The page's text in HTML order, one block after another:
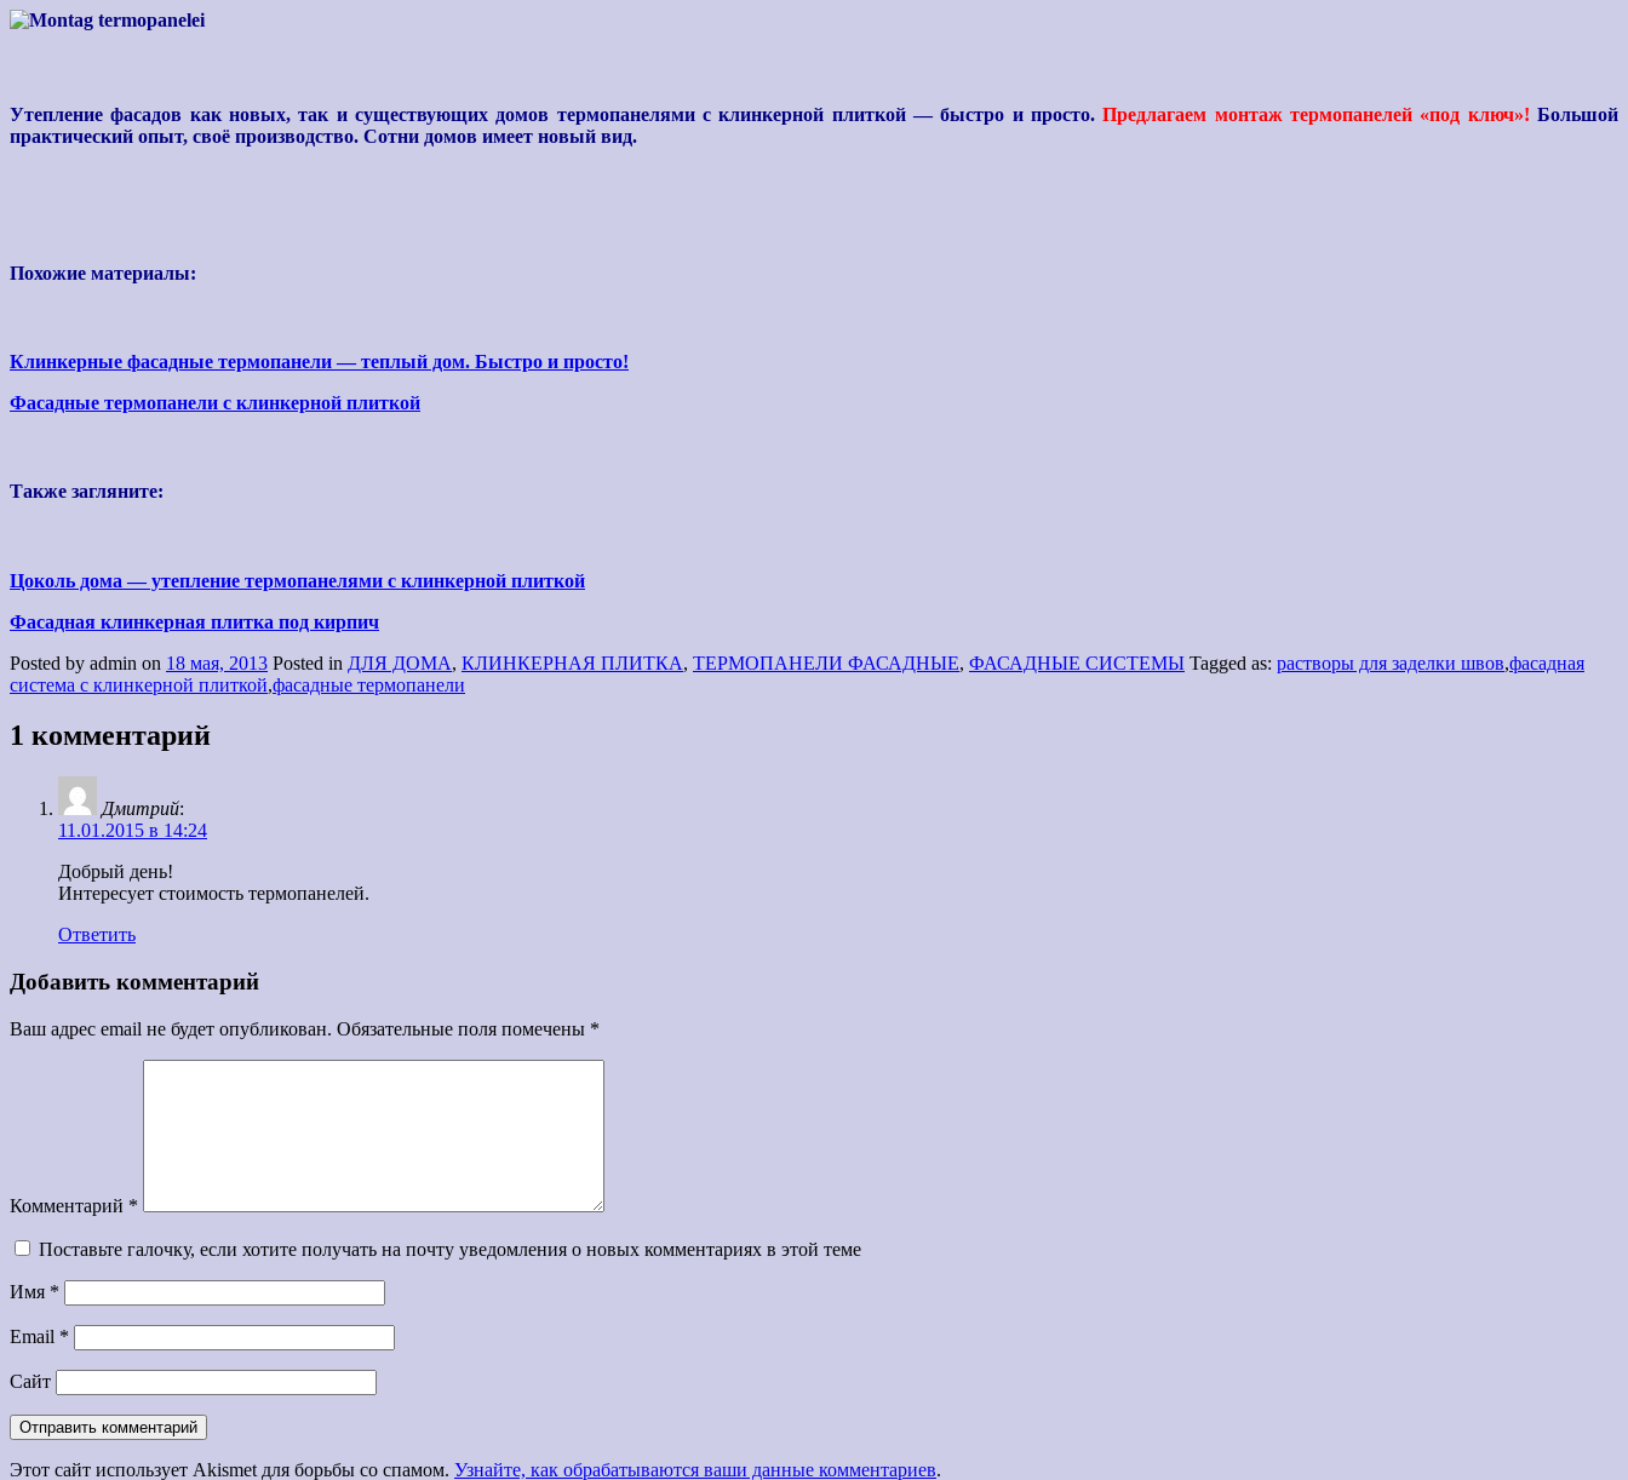
Утепление фасадов как новых, так и существующих домов термопанелями с клинкерной плиткой — быстро и просто. Предлагаем монтаж термопанелей «под ключ»! Большой
практический опыт, своё производство. Сотни домов имеет новый вид.
Похожие материалы:
Клинкерные фасадные термопанели — теплый дом. Быстро и просто!
Фасадные термопанели с клинкерной плиткой
Также загляните:
Цоколь дома — утепление термопанелями с клинкерной плиткой
Фасадная клинкерная плитка под кирпич
Posted by admin on 18 мая, 2013 Posted in ДЛЯ ДОМА, КЛИНКЕРНАЯ ПЛИТКА, ТЕРМОПАНЕЛИ ФАСАДНЫЕ, ФАСАДНЫЕ СИСТЕМЫ Tagged as: растворы для заделки швов,фасадная
система с клинкерной плиткой,фасадные термопанели
1 комментарий
Дмитрий:
11.01.2015 в 14:24
Добрый день!
Интересует стоимость термопанелей.
Ответить
Добавить комментарий
Ваш адрес email не будет опубликован. Обязательные поля помечены *
Комментарий *
Поставьте галочку, если хотите получать на почту уведомления о новых комментариях в этой теме
Имя *
Email *
Сайт
Этот сайт использует Akismet для борьбы со спамом. Узнайте, как обрабатываются ваши данные комментариев.